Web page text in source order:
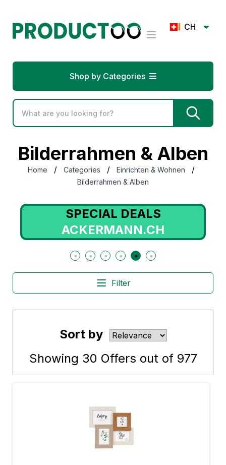
CH
Shop by Categories
Bilderrahmen & Alben
Home / Categories / Einrichten & Wohnen /
Bilderrahmen & Alben
SPECIAL DEALS
ACKERMANN.CH
Filter
Sort by
Showing 30 Offers out of 977